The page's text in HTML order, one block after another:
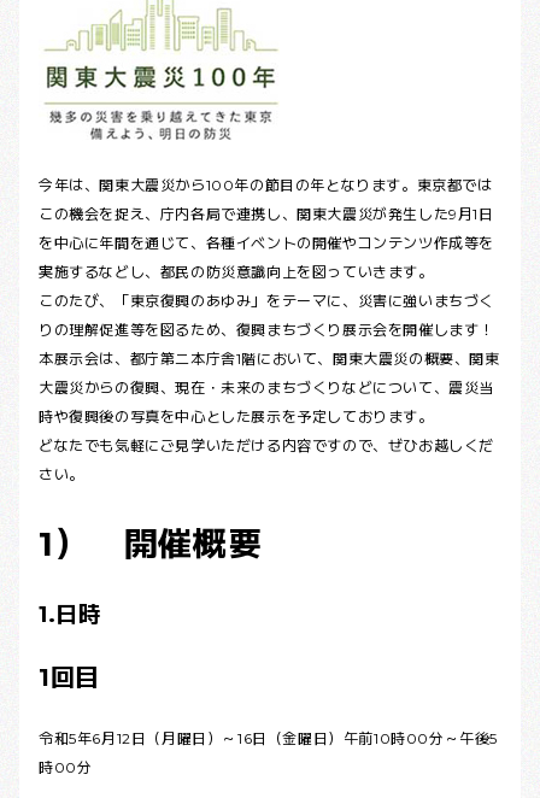
今年は、関東大震災から100年の節目の年となります。東京都では
この機会を捉え、庁内各局で連携し、関東大震災が発生した9月1日
を中心に年間を通じて、各種イベントの開催やコンテンツ作成等を
実施するなどし、都民の防災意識向上を図っていきます。
このたび、「東京復興のあゆみ」をテーマに、災害に強いまちづく
りの理解促進等を図るため、復興まちづくり展示会を開催します！
本展示会は、都庁第二本庁舎1階において、関東大震災の概要、関東
大震災からの復興、現在・未来のまちづくりなどについて、震災当
時や復興後の写真を中心とした展示を予定しております。
どなたでも気軽にご見学いただける内容ですので、ぜひお越しくだ
さい。
1） 開催概要
1.日時
1回目
令和5年6月12日（月曜日）～16日（金曜日）午前10時00分～午後5
時00分